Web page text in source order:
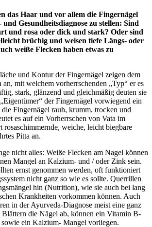
das Haar und vor allem die Fingernägel
Gesundheitsdiagnose zu stellen: Sind
und rosa oder dick und stark? Oder sind
brüchig und weisen tiefe Längs- oder
weiße Flecken haben etwas zu
und Kontur der Fingernägel zeigen dem
mit welchem vorherrschenden „Typ“ er es
stark, glänzend und gleichmäßig deuten sie
der Fingernägel vorwiegend ein
Fingernägel rauh, krumm, trocken und
es auf ein Vorherrschen von Vata im
weiche, leicht biegbare
Pitta an.
nicht alles: Weiße Flecken am Nagel können
Mangel an Kalzium- und / oder Zink sein.
ernst genommen werden, oft funktioniert
nicht ganz so wie es sollte. Querrillen
hin (Nutrition), wie sie auch bei lang
Krankheiten vorkommen können. Auch
in der Ayurveda-Diagnose meist eine ganz
Blättern die Nägel ab, können ein Vitamin B-
ein Kalzium- Mangel vorliegen.